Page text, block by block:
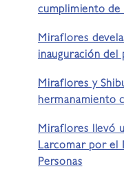
cumplimiento de
Miraflores
inauguración del
Miraflores y
hermanamiento
Miraflores llevó
Larcomar por el
Personas